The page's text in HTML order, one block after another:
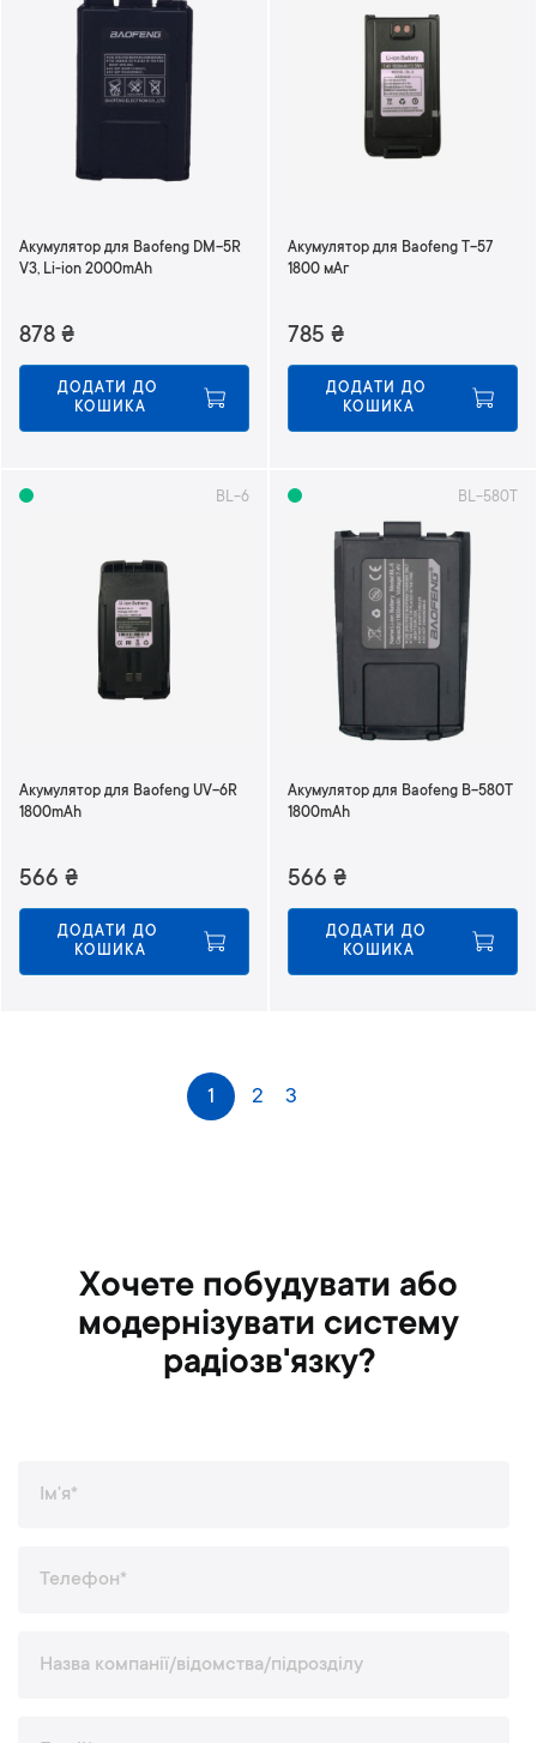
Акумулятор для Baofeng DM-5R
V3, Li-ion 2000mAh
878 ₴
ДОДАТИ ДО
КОШИКА
Акумулятор для Baofeng T-57
1800 мАг
785 ₴
ДОДАТИ ДО
КОШИКА
BL-6
Акумулятор для Baofeng UV-6R
1800mAh
566 ₴
ДОДАТИ ДО
КОШИКА
BL-580T
Акумулятор для Baofeng B-580T
1800mAh
566 ₴
ДОДАТИ ДО
КОШИКА
1 2 3
Хочете побудувати або
модернізувати систему
радіозв'язку?